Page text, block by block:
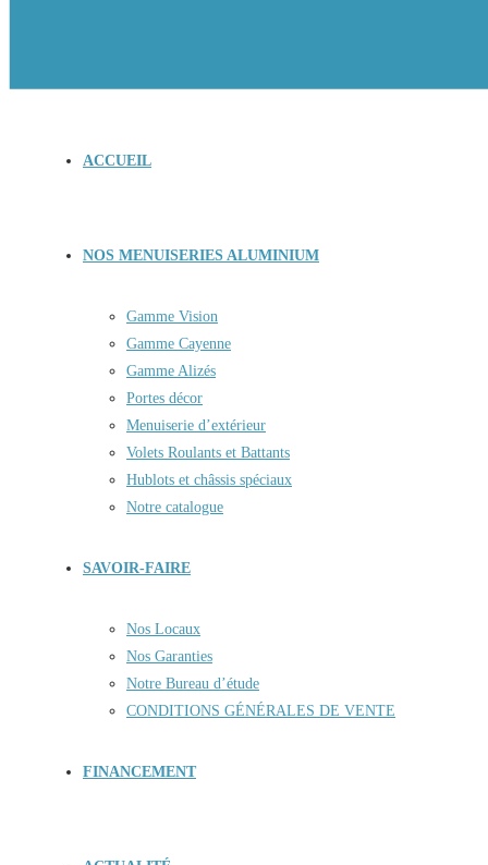
ACCUEIL
NOS MENUISERIES ALUMINIUM
Gamme Vision
Gamme Cayenne
Gamme Alizés
Portes décor
Menuiserie d’extérieur
Volets Roulants et Battants
Hublots et châssis spéciaux
Notre catalogue
SAVOIR-FAIRE
Nos Locaux
Nos Garanties
Notre Bureau d’étude
CONDITIONS GÉNÉRALES DE VENTE
FINANCEMENT